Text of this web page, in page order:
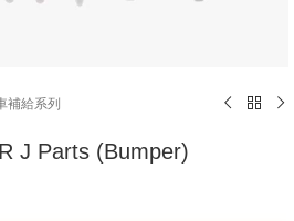
補給系列
J Parts (Bumper)